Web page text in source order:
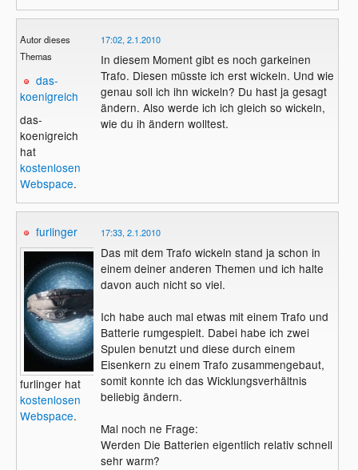
Autor dieses
Themas
das-
koenigreich
das-
koenigreich
hat
kostenlosen
Webspace.
17:02, 2.1.2010
In diesem Moment gibt es noch garkeinen
Trafo. Diesen müsste ich erst wickeln. Und wie
genau soll ich ihn wickeln? Du hast ja gesagt
ändern. Also werde ich ich gleich so wickeln,
wie du ih ändern wolltest.
furlinger
furlinger hat
kostenlosen
Webspace.
17:33, 2.1.2010
Das mit dem Trafo wickeln stand ja schon in
einem deiner anderen Themen und ich halte
davon auch nicht so viel.
Ich habe auch mal etwas mit einem Trafo und
Batterie rumgespielt. Dabei habe ich zwei
Spulen benutzt und diese durch einem
Eisenkern zu einem Trafo zusammengebaut,
somit konnte ich das Wicklungsverhältnis
beliebig ändern.
Mal noch ne Frage:
Werden Die Batterien eigentlich relativ schnell
sehr warm?